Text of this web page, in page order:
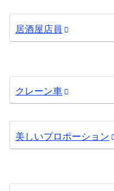
居酒屋店員
クレーン車
美しいプロポーション